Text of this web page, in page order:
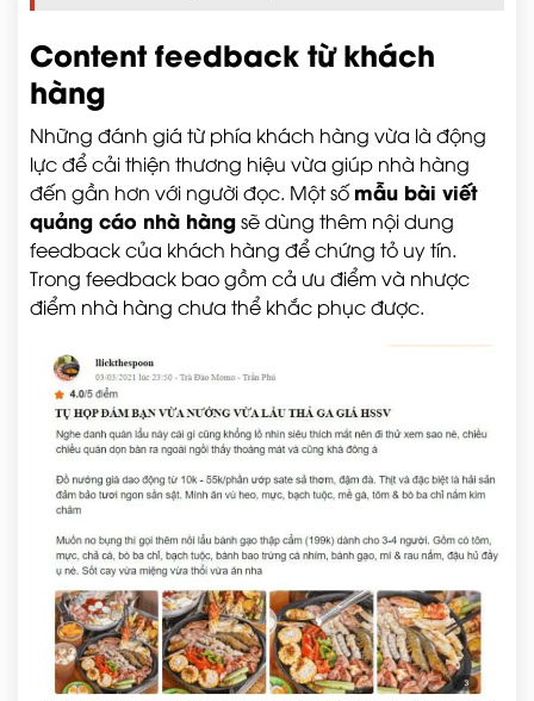
Content feedback từ khách
hàng
Những đánh giá từ phía khách hàng vừa là động
lực để cải thiện thương hiệu vừa giúp nhà hàng
đến gần hơn với người đọc. Một sốmẫu bài viết
quảng cáo nhà hàngsẽ dùng thêm nội dung
feedback của khách hàng để chứng tỏ uy tín.
Trong feedback bao gồm cả ưu điểm và nhược
điểm nhà hàng chưa thể khắc phục được.